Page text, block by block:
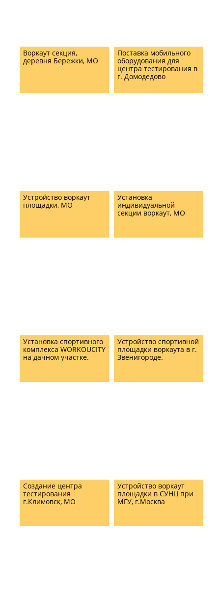
Воркаут секция,
деревня Бережки, МО
Поставка мобильного
оборудования для
центра тестирования в
г. Домодедово
Устройство воркаут
площадки, МО
Установка
индивидуальной
секции воркаут, МО
Установка спортивного
комплекса WORKOUCITY
на дачном участке.
Устройство спортивной
площадки воркаута в г.
Звенигороде.
Создание центра
тестирования
г.Климовск, МО
Устройство воркаут
площадки в СУНЦ при
МГУ, г.Москва